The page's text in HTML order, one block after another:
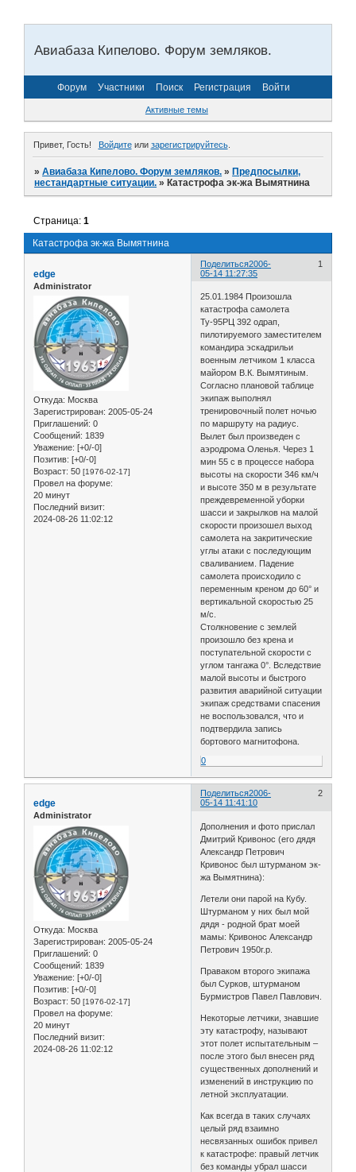
Авиабаза Кипелово. Форум земляков.
Форум Участники Поиск Регистрация Войти
Активные темы
Привет, Гость! Войдитеили зарегистрируйтесь.
»Авиабаза Кипелово. Форум земляков. »Предпосылки,
нестандартные ситуации. »Катастрофа эк-жа Вымятнина
Катастрофа эк-жа Вымятнина
Страница:1
Поделиться 1
2006-
05-14 11:27:35
edge
Administrator
Откуда: Москва
Зарегистрирован: 2005-05-24
Приглашений: 0
Сообщений: 1839
Уважение: [+0/-0]
Позитив: [+0/-0]
Возраст: 50 [1976-02-17]
Провел на форуме:
20 минут
Последний визит:
2024-08-26 11:02:12
25.01.1984 Произошла
катастрофа самолета
Ту-95РЦ 392 одрап,
пилотируемого заместителем
командира эскадрильи
военным летчиком 1 класса
майором В.К. Вымятиным.
Согласно плановой таблице
экипаж выполнял
тренировочный полет ночью
по маршруту на радиус.
Вылет был произведен с
аэродрома Оленья. Через 1
мин 55 с в процессе набора
высоты на скорости 346 км/ч
и высоте 350 м в результате
преждевременной уборки
шасси и закрылков на малой
скорости произошел выход
самолета на закритические
углы атаки с последующим
сваливанием. Падение
самолета происходило с
переменным креном до 60° и
вертикальной скоростью 25
м/с.
Столкновение с землей
произошло без крена и
поступательной скорости с
углом тангажа 0°. Вследствие
малой высоты и быстрого
развития аварийной ситуации
экипаж средствами спасения
не воспользовался, что и
подтвердила запись
бортового магнитофона.
0
Поделиться 2
2006-
05-14 11:41:10
edge
Administrator
Откуда: Москва
Зарегистрирован: 2005-05-24
Приглашений: 0
Сообщений: 1839
Уважение: [+0/-0]
Позитив: [+0/-0]
Возраст: 50 [1976-02-17]
Провел на форуме:
20 минут
Последний визит:
2024-08-26 11:02:12
Дополнения и фото прислал
Дмитрий Кривонос (его дядя
Александр Петрович
Кривонос был штурманом эк-
жа Вымятнина):
Летели они парой на Кубу.
Штурманом у них был мой
дядя - родной брат моей
мамы: Кривонос Александр
Петрович 1950г.р.
Праваком второго экипажа
был Сурков, штурманом
Бурмистров Павел Павлович.
Некоторые летчики, знавшие
эту катастрофу, называют
этот полет испытательным –
после этого был внесен ряд
существенных дополнений и
изменений в инструкцию по
летной эксплуатации.
Как всегда в таких случаях
целый ряд взаимно
несвязанных ошибок привел
к катастрофе: правый летчик
без команды убрал шасси